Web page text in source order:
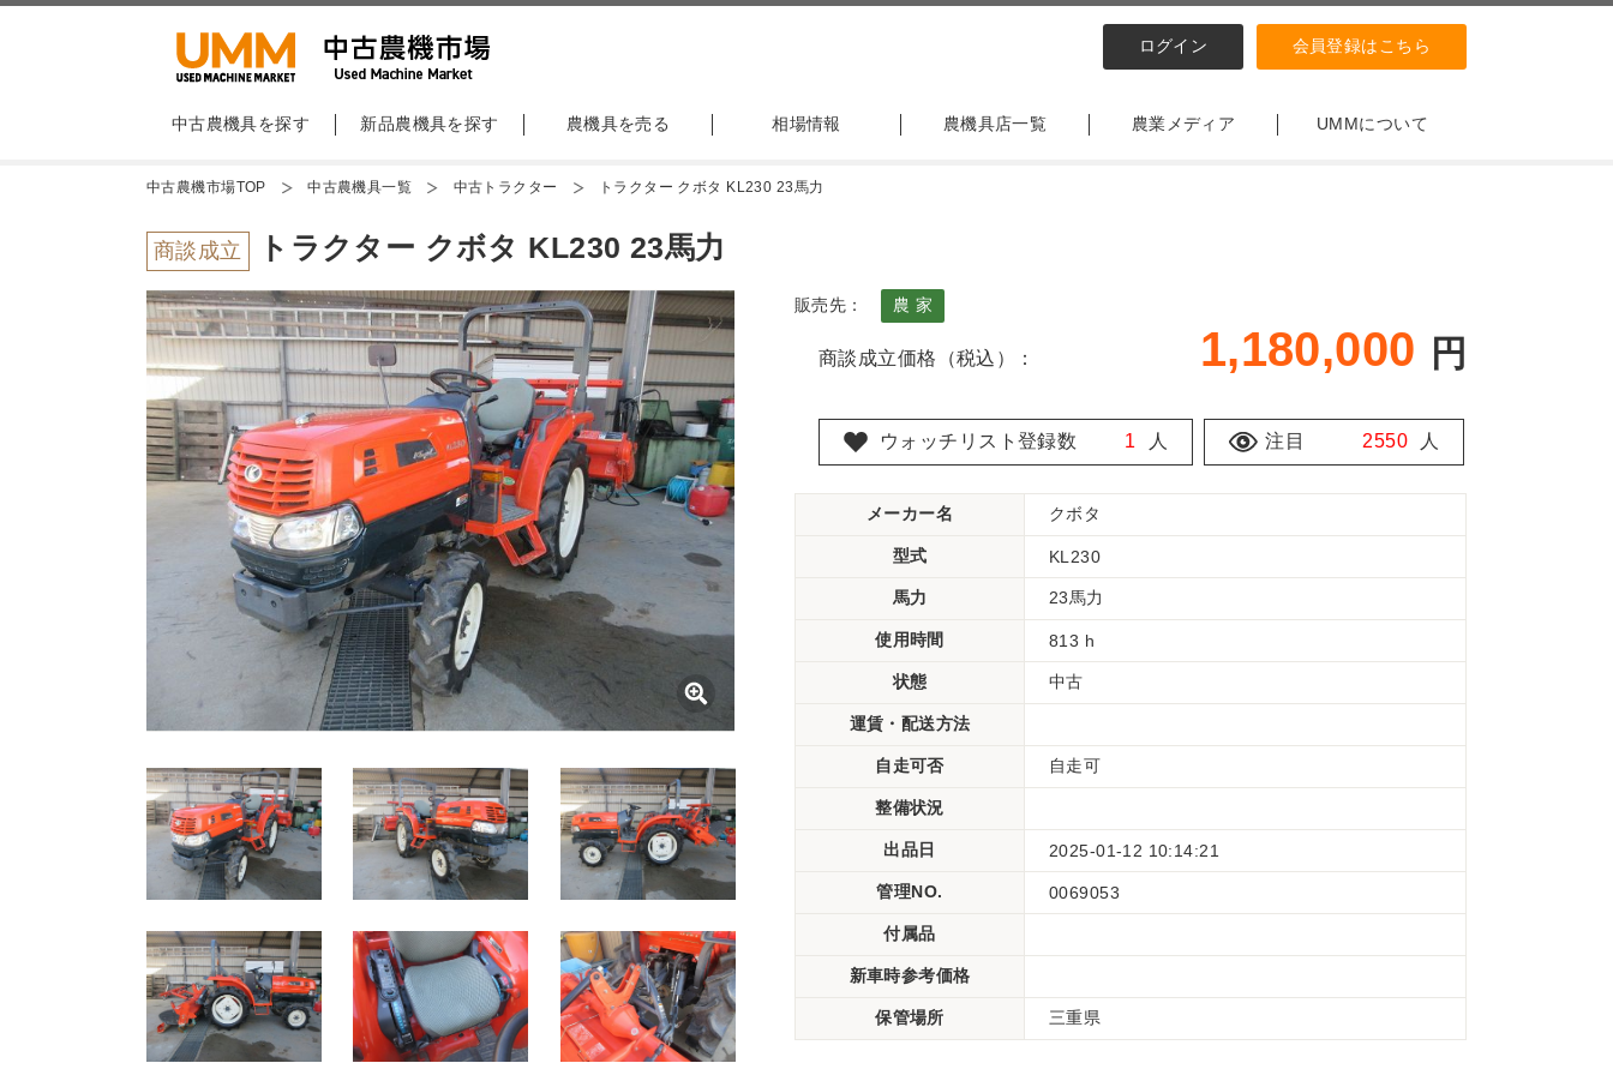
ログイン 会員登録はこちら
中古農機具を探す 新品農機具を探す 農機具を売る 相場情報 農機具店一覧 農業メディア UMMについて
中古農機市場TOP 中古農機具一覧 中古トラクター トラクター クボタ KL230 23馬力
商談成立 トラクター クボタ KL230 23馬力
販売先： 農 家
商談成立価格（税込）： 1,180,000 円
ウォッチリスト登録数 1 人 注目 2550 人
メーカー名 クボタ
型式 KL230
馬力 23馬力
使用時間 813 h
状態 中古
運賃・配送方法
自走可否 自走可
整備状況
出品日 2025-01-12 10:14:21
管理NO. 0069053
付属品
新車時参考価格
保管場所 三重県